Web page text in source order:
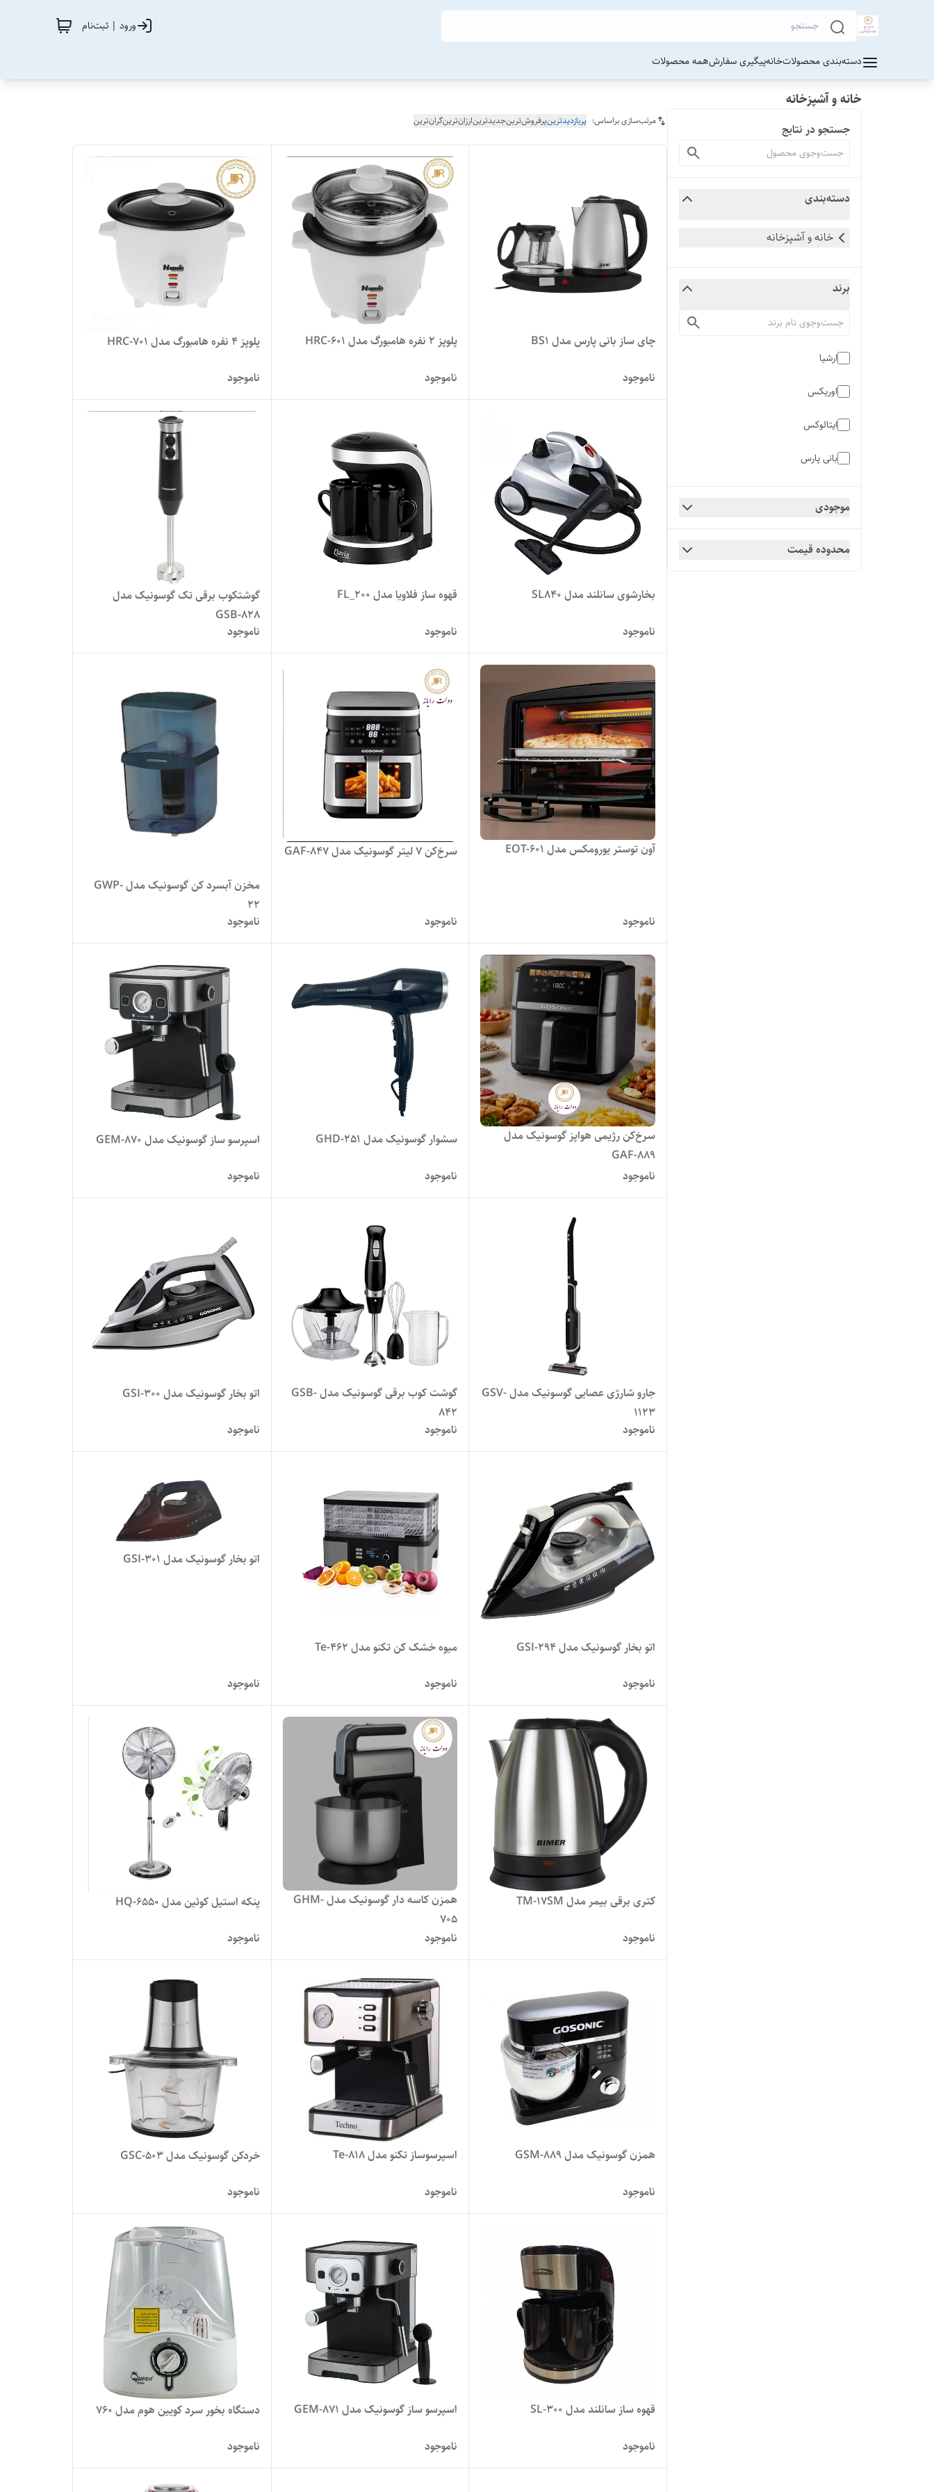
ورود | ثبت‌نام
دسته‌بندی محصولاتخانهپیگیری سفارشهمه محصولات
خانه و آشپزخانه
جستجو در نتایج
دسته‌بندی
خانه و آشپزخانه
برند
ارشیا
اوریکس
ایتالوکس
بانی پارس
پرومکس
موجودی
محدوده قیمت
مرتب‌سازی براساس: پربازدیدترینپرفروش‌ترینجدیدترینارزان‌ترینگران‌ترین
چای ساز بانی پارس مدل BS1
ناموجود
پلوپز 2 نفره هامبورگ مدل HRC-601
ناموجود
پلوپز 4 نفره هامبورگ مدل HRC-701
ناموجود
بخارشوی سانلند مدل SL840
ناموجود
قهوه ساز فلاویا مدل FL_200
ناموجود
گوشتکوب برقی تک گوسونیک مدل
GSB-828
ناموجود
آون توستر یورومکس مدل EOT-601
ناموجود
سرخ‌کن 7 لیتر گوسونیک مدل GAF-847
ناموجود
مخزن آبسرد کن گوسونیک مدل GWP-
22
ناموجود
سرخ‌کن رژیمی هواپز گوسونیک مدل
GAF-889
ناموجود
سشوار گوسونیک مدل GHD-251
ناموجود
اسپرسو ساز گوسونیک مدل GEM-870
ناموجود
جارو شارژی عصایی گوسونیک مدل GSV-
1123
ناموجود
گوشت کوب برقی گوسونیک مدل GSB-
842
ناموجود
اتو بخار گوسونیک مدل GSI-300
ناموجود
اتو بخار گوسونیک مدل GSI-294
ناموجود
میوه خشک کن تکنو مدل Te-462
ناموجود
اتو بخار گوسونیک مدل GSI-301
ناموجود
کتری برقی بیمر مدل TM-17SM
ناموجود
همزن کاسه دار گوسونیک مدل GHM-
705
ناموجود
پنکه استیل کوئین مدل HQ-6550
ناموجود
همزن گوسونیک مدل GSM-889
ناموجود
اسپرسوساز تکنو مدل Te-818
ناموجود
خردکن گوسونیک مدل GSC-503
ناموجود
قهوه ساز سانلند مدل SL-300
ناموجود
اسپرسو ساز گوسونیک مدل GEM-871
ناموجود
دستگاه بخور سرد کویین هوم مدل 760
ناموجود